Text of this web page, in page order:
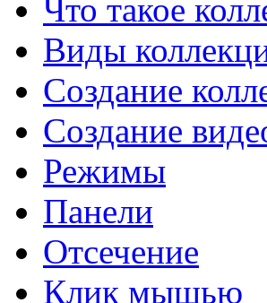
Что такое
Виды
Создание
Создание
Режимы
Панели
Отсечение
Клик мышью